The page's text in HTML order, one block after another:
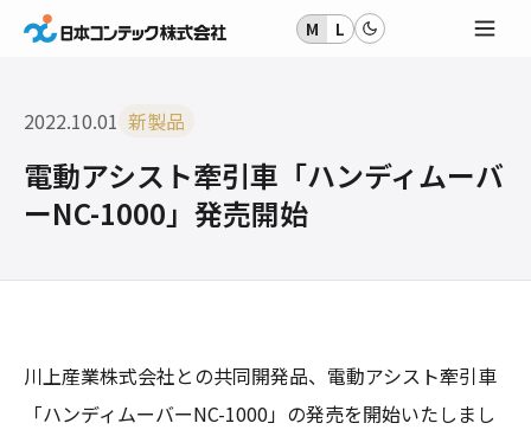
M L
2022.10.01 新製品
電動アシスト牽引車「ハンディムーバ
ーNC-1000」発売開始
川上産業株式会社との共同開発品、電動アシスト牽引車
「ハンディムーバーNC-1000」の発売を開始いたしまし